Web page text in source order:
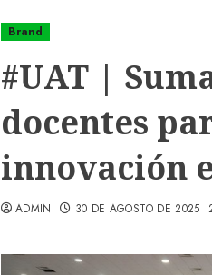
Brand
#UAT |
docentes
innovación
ADMIN 30 DE AGOSTO DE 2025